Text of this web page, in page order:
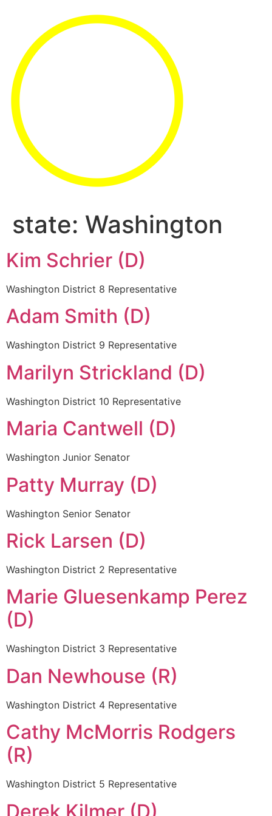
state: Washington
Kim Schrier (D)
Washington District 8 Representative
Adam Smith (D)
Washington District 9 Representative
Marilyn Strickland (D)
Washington District 10 Representative
Maria Cantwell (D)
Washington Junior Senator
Patty Murray (D)
Washington Senior Senator
Rick Larsen (D)
Washington District 2 Representative
Marie Gluesenkamp Perez
(D)
Washington District 3 Representative
Dan Newhouse (R)
Washington District 4 Representative
Cathy McMorris Rodgers
(R)
Washington District 5 Representative
Derek Kilmer (D)